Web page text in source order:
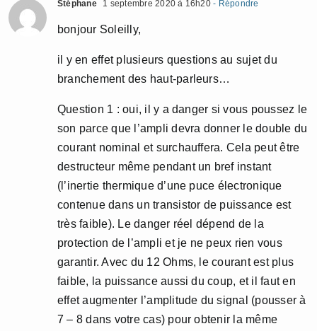
Stéphane 1 septembre 2020 à 16h20- Répondre
bonjour Soleilly,
il y en effet plusieurs questions au sujet du
branchement des haut-parleurs…
Question 1 : oui, il y a danger si vous poussez le
son parce que l’ampli devra donner le double du
courant nominal et surchauffera. Cela peut être
destructeur même pendant un bref instant
(l’inertie thermique d’une puce électronique
contenue dans un transistor de puissance est
très faible). Le danger réel dépend de la
protection de l’ampli et je ne peux rien vous
garantir. Avec du 12 Ohms, le courant est plus
faible, la puissance aussi du coup, et il faut en
effet augmenter l’amplitude du signal (pousser à
7 – 8 dans votre cas) pour obtenir la même